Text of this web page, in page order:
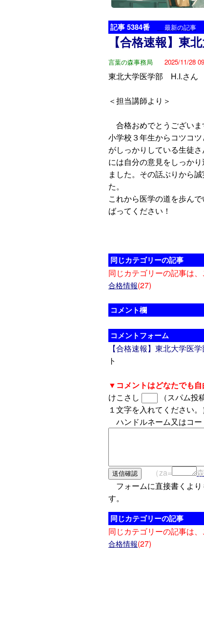
記事 5384番 最新の記事
【合格速報】東
言葉の森事務局
2025/11/28
東北大学医学部 H.I.さん
＜担当講師より＞
合格おめでとうございま
小学校３年生からコツコ
がしっかりしている生徒
には自分の意見をしっか
ました。その話ぶりから
た。
これから医学の道を歩ん
ばってください！
同じカテゴリーの記事
同じカテゴリーの記事は、
合格情報(27)
コメント欄
コメントフォーム
【合格速報】東北大学医学
ト
▼コメントはどなたでも自
けこさし
（スパム投
１文字を入れてください。
ハンドルネーム又はコー
（za=
フォームに直接書くよ
す。
同じカテゴリーの記事
同じカテゴリーの記事は、
合格情報(27)